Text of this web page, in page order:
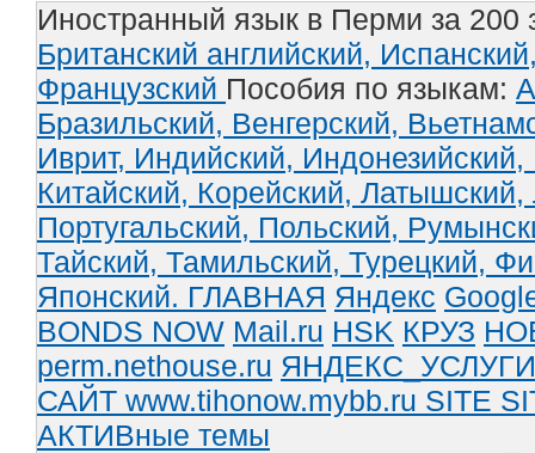
Иностранный язык в Перми за 200
Британский английский,
Французский Пособия по языкам:
Бразильский, Венгерский,
Иврит, Индийский, Индонезийский,
Китайский, Корейский, Латышский,
Португальский, Польский,
Тайский, Тамильский, Турецкий,
Японский. ГЛАВНАЯ Яндекс
BONDS NOW Mail.ru HSK КРУЗ
perm.nethouse.ru ЯНДЕКС_УСЛУГИ
САЙТ www.tihonow.mybb.ru SITE
АКТИВные темы